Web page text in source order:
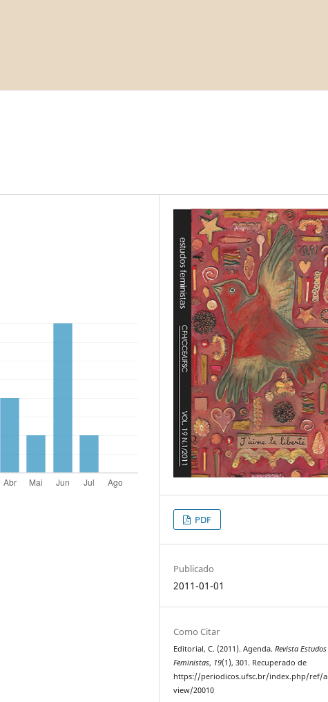
PDF
Publicado
2011-01-01
Como Citar
Editorial, C. (2011). Agenda.Revista Estudos
Feministas, 19(1), 301. Recuperado de
https://periodicos.ufsc.br/index.php/ref/
view/20010